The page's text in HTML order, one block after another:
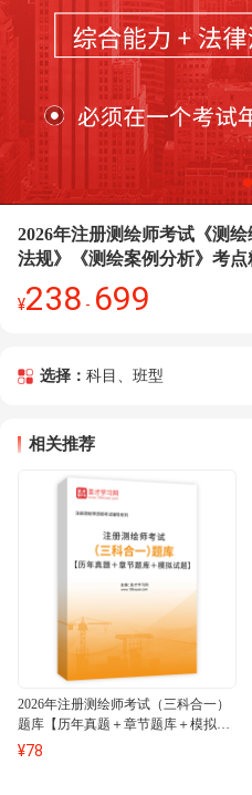
2026年注册测绘师考试《测
法规》《测绘案例分析》考
¥238 - 699
选择： 科目、班型
相关推荐
2026年注册测绘师考试（三科合一）
题库【历年真题＋章节题库＋模拟试
题】AI讲解
¥78